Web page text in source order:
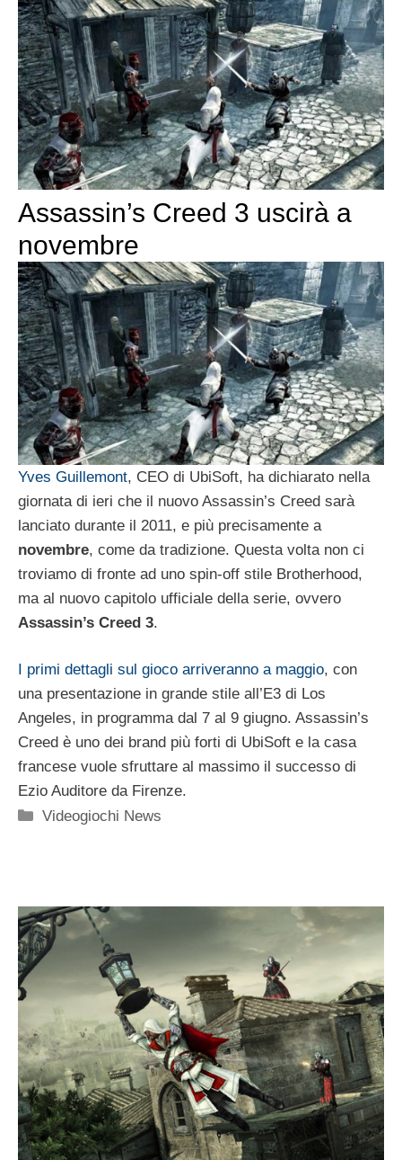
Assassin’s Creed 3 uscirà a
novembre
Yves Guillemont, CEO di UbiSoft, ha dichiarato nella
giornata di ieri che il nuovo Assassin’s Creed sarà
lanciato durante il 2011, e più precisamente a
novembre, come da tradizione. Questa volta non ci
troviamo di fronte ad uno spin-off stile Brotherhood,
ma al nuovo capitolo ufficiale della serie, ovvero
Assassin’s Creed 3.
I primi dettagli sul gioco arriveranno a maggio, con
una presentazione in grande stile all’E3 di Los
Angeles, in programma dal 7 al 9 giugno. Assassin’s
Creed è uno dei brand più forti di UbiSoft e la casa
francese vuole sfruttare al massimo il successo di
Ezio Auditore da Firenze.
Categorie
Videogiochi News